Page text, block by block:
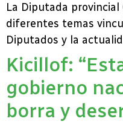
La Diputada
diferentes temas
Diputados y la
Kicillof:
gobierno
borra y